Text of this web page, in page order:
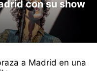
con su show
a Madrid en una